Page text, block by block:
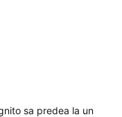
sa predea la un